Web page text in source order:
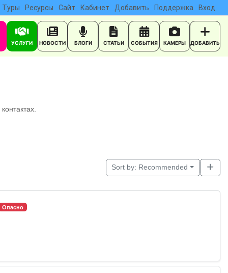
Туры Ресурсы Сайт Кабинет Добавить Поддержка Вход
УСЛУГИ НОВОСТИ БЛОГИ СТАТЬИ СОБЫТИЯ КАМЕРЫ ДОБАВИТЬ
Sort by: Recommended
Опасно